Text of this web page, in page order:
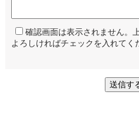
確認画面は表示されません。
よろしければチェックを入れてく